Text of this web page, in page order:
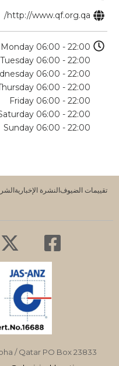
http://www.qf.org.qa/
Monday 06:00 - 22:00
Tuesday 06:00 - 22:00
06:00 - 22:00
06:00 - 22:00
Friday 06:00 - 22:00
06:00 - 22:00
Sunday 06:00 - 22:00
تقييمات الضيوفالنشرة الإخبارية
F
a
c
e
b
o
o
X
-
t
i
t
t / Qatar PO Box 23833